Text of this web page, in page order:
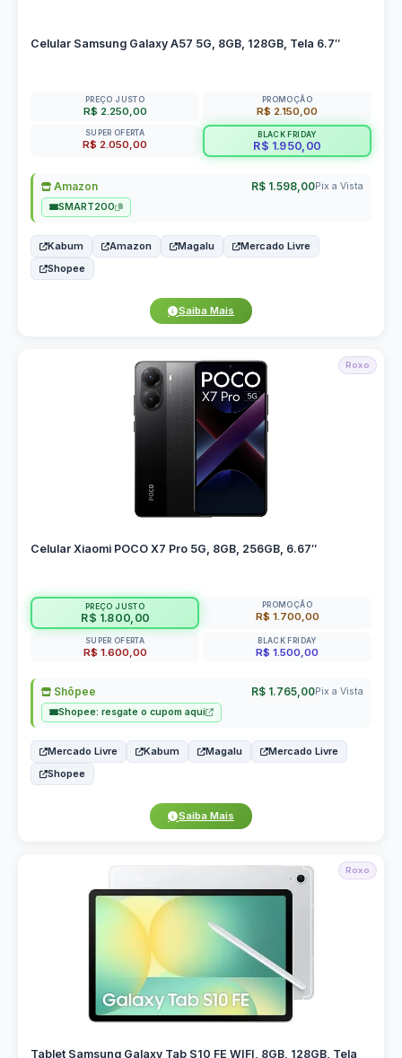
Celular Samsung Galaxy A57 5G, 8GB, 128GB, Tela 6.7″
PREÇO JUSTO
R$ 2.250,00
PROMOÇÃO
R$ 2.150,00
SUPER OFERTA
R$ 2.050,00
BLACK FRIDAY
R$ 1.950,00
Amazon R$ 1.598,00Pix a Vista
SMART200
Kabum Amazon Magalu
Mercado Livre
Shopee
Saiba Mais
Roxo
Celular Xiaomi POCO X7 Pro 5G, 8GB, 256GB, 6.67″
PREÇO JUSTO
R$ 1.800,00
PROMOÇÃO
R$ 1.700,00
SUPER OFERTA
R$ 1.600,00
BLACK FRIDAY
R$ 1.500,00
Shôpee R$ 1.765,00Pix a Vista
Shopee: resgate o cupom aqui
Mercado Livre Kabum Magalu
Mercado Livre
Shopee
Saiba Mais
Roxo
Tablet Samsung Galaxy Tab S10 FE WIFI, 8GB, 128GB, Tela